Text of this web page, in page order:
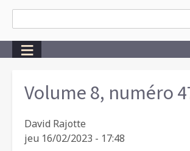
Volume 8, numéro
David Rajotte
jeu 16/02/2023 - 17:48